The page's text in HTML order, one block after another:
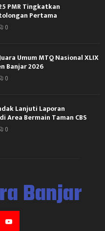
PMR Tingkatkan
Pertama
0
Umum MTQ Nasional XLIX
Banjar 2026
0
Lanjuti Laporan
Area Bermain Taman CBS
0
Banjar